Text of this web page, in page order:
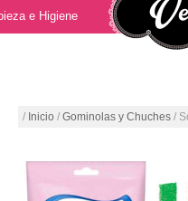
e Higiene
/ Inicio / Gominolas y Chuches /